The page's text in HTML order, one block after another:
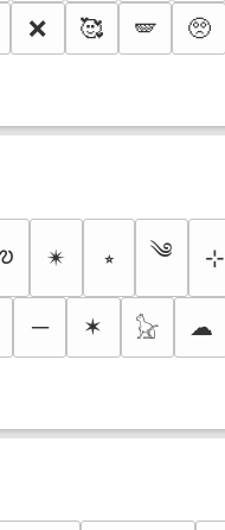
❌ 🥰 🪽 🥺
✴︎ ⭒ ༄ ⊹
─ ✶ 𓃠 ☁